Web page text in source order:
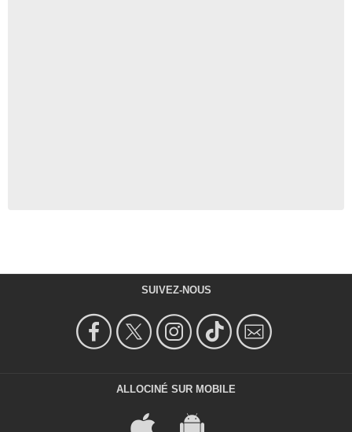
SUIVEZ-NOUS
ALLOCINÉ SUR MOBILE